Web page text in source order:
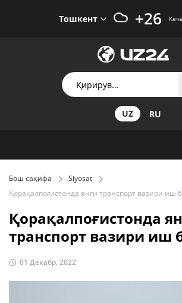
Тошкент +26
UZ RU
Бош саҳифа
Siyosat
Қорақалпоғистонда янги транспорт вазири иш
Қорақалпоғистонда
транспорт вазири иш
01 Декабр, 2022